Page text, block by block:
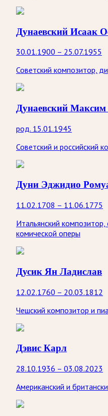
Дунаевский Исаак
30.01.1900 – 25.07.1955
Советский композитор,
Дунаевский
род. 15.01.1945
Советский и российский
Дуни Эджидио
11.02.1708 – 11.06.1775
Итальянский
комической оперы
Дусик Ян Ладислав
12.02.1760 – 20.03.1812
Чешский композитор и
Дэвис Карл
28.10.1936 – 03.08.2023
Американский и